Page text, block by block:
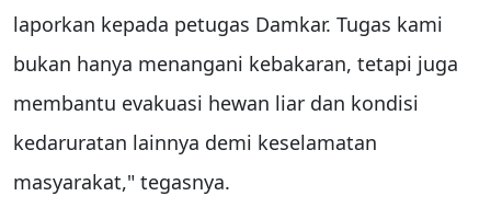
laporkan kepada petugas Damkar. Tugas kami
bukan hanya menangani kebakaran, tetapi juga
membantu evakuasi hewan liar dan kondisi
kedaruratan lainnya demi keselamatan
masyarakat," tegasnya.